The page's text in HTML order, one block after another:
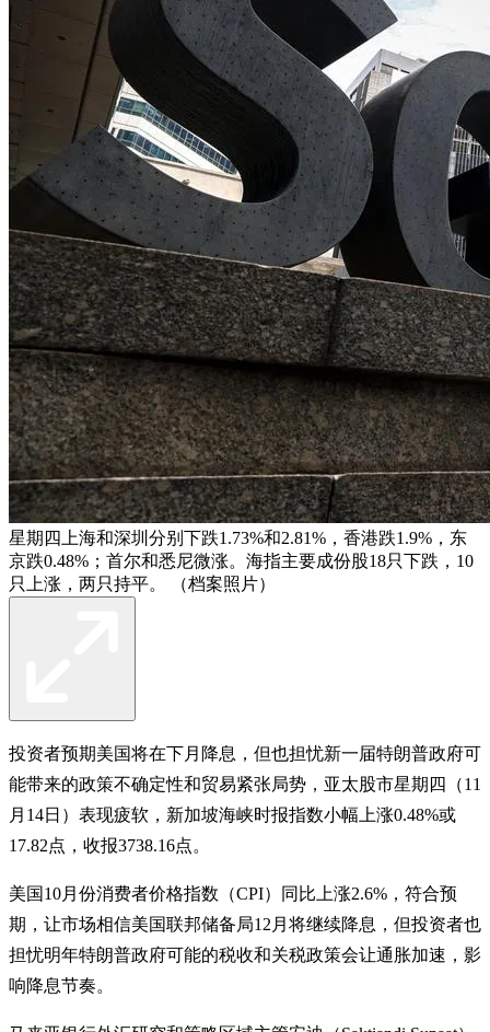
星期四上海和深圳分别下跌1.73%和2.81%，香港跌1.9%，东
京跌0.48%；首尔和悉尼微涨。海指主要成份股18只下跌，10
只上涨，两只持平。 （档案照片）
投资者预期美国将在下月降息，但也担忧新一届特朗普政府可
能带来的政策不确定性和贸易紧张局势，亚太股市星期四（11
月14日）表现疲软，新加坡海峡时报指数小幅上涨0.48%或
17.82点，收报3738.16点。
美国10月份消费者价格指数（CPI）同比上涨2.6%，符合预
期，让市场相信美国联邦储备局12月将继续降息，但投资者也
担忧明年特朗普政府可能的税收和关税政策会让通胀加速，影
响降息节奏。